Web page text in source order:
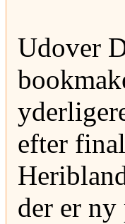
Udover
efter
der er ny